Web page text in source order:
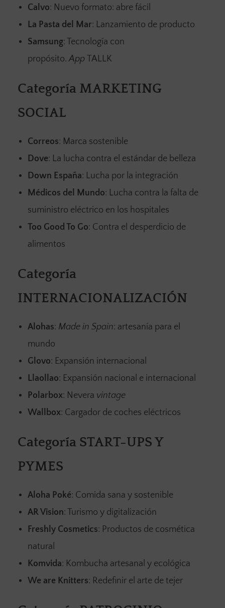
Calvo: Nuevo formato: abre fácil
La Pasta del Mar: Lanzamiento de producto
Samsung: Tecnología con
propósito.AppTALLK
Categoría MARKETING
SOCIAL
Correos: Marca sostenible
Dove: La lucha contra el estándar de belleza
Down España: Lucha por la integración
Médicos del Mundo: Lucha contra la falta de
suministro eléctrico en los hospitales
Too Good To Go: Contra el desperdicio de
alimentos
Categoría
INTERNACIONALIZACIÓN
Alohas: Made in Spain: artesanía para el
mundo
Glovo: Expansión internacional
Llaollao: Expansión nacional e internacional
Polarbox: Nevera vintage
Wallbox: Cargador de coches eléctricos
Categoría START-UPS Y
PYMES
Aloha Poké: Comida sana y sostenible
AR Vision: Turismo y digitalización
Freshly Cosmetics: Productos de cosmética
natural
Komvida: Kombucha artesanal y ecológica
We are Knitters: Redefinir el arte de tejer